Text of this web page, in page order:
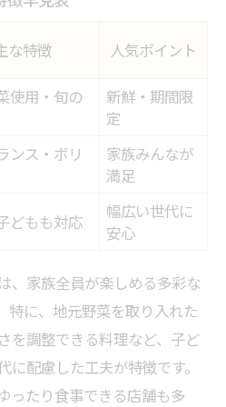
な特徴 人気ポイント
使用・旬の
新鮮・期間限
定
ンス・ボリ
家族みんなが
満足
どもも対応
幅広い世代に
安心
、家族全員が楽しめる多彩な
特に、地元野菜を取り入れた
を調整できる料理など、子ど
配慮した工夫が特徴です。
ったり食事できる店舗も多